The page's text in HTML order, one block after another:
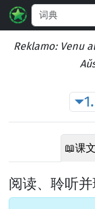
Reklamo: Venu
1.
📖课文
阅读、聆听